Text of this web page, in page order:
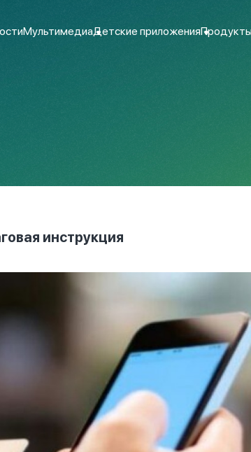
МультимедиаДетские приложенияПродукты
инструкция